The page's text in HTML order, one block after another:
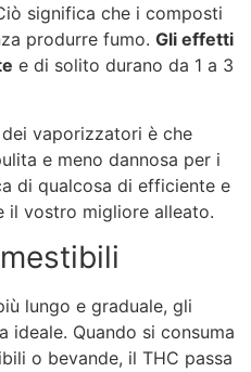
significa che i composti
produrre fumo. Gli effetti
e di solito durano da 1 a 3
vaporizzatori è che
e meno dannosa per i
di qualcosa di efficiente e
il vostro migliore alleato.
lungo e graduale, gli
ideale. Quando si consuma
o bevande, il THC passa